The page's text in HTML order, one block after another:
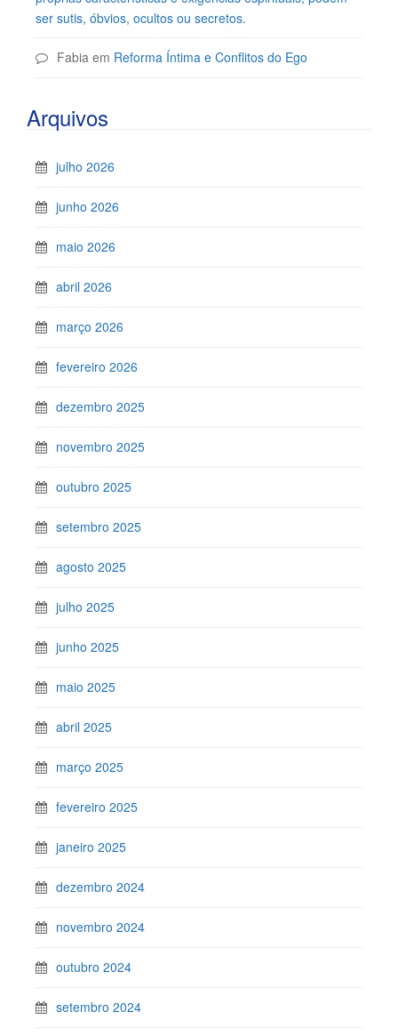
ser sutis, óbvios, ocultos ou secretos.
Fabia em Reforma Íntima e Conflitos do Ego
Arquivos
julho 2026
junho 2026
maio 2026
abril 2026
março 2026
fevereiro 2026
dezembro 2025
novembro 2025
outubro 2025
setembro 2025
agosto 2025
julho 2025
junho 2025
maio 2025
abril 2025
março 2025
fevereiro 2025
janeiro 2025
dezembro 2024
novembro 2024
outubro 2024
setembro 2024